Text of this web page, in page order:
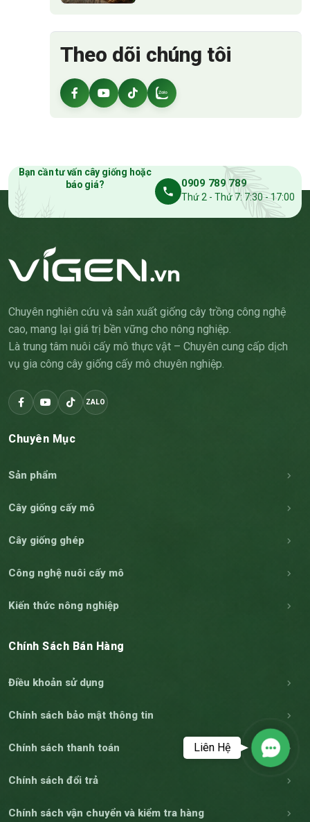
Theo dõi chúng tôi
Bạn cần tư vấn cây giống hoặc
báo giá?
0909 789 789
Thứ 2 - Thứ 7: 7:30 - 17:00
Chuyên nghiên cứu và sản xuất giống cây trồng công nghệ
cao, mang lại giá trị bền vững cho nông nghiệp.
Là trung tâm nuôi cấy mô thực vật – Chuyên cung cấp dịch
vụ gia công cây giống cấy mô chuyên nghiệp.
ZALO
Chuyên Mục
Sản phẩm
Cây giống cấy mô
Cây giống ghép
Công nghệ nuôi cấy mô
Kiến thức nông nghiệp
Chính Sách Bán Hàng
Điều khoản sử dụng
Chính sách bảo mật thông tin
Chính sách thanh toán
Chính sách đổi trả
Chính sách vận chuyển và kiểm tra hàng
Liên Hệ